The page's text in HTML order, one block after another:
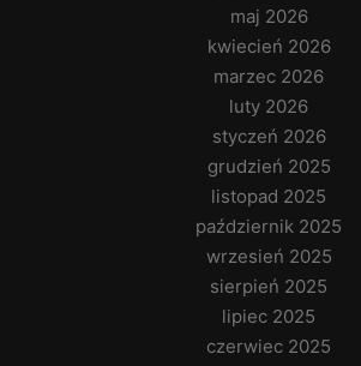
maj 2026
kwiecień 2026
marzec 2026
luty 2026
styczeń 2026
grudzień 2025
listopad 2025
październik 2025
wrzesień 2025
sierpień 2025
lipiec 2025
czerwiec 2025